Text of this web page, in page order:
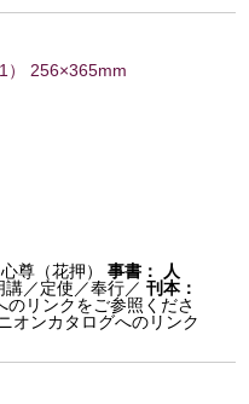
） 256×365mm
尊（花押） 事書：
人
講／定使／奉行／刊本：
のリンクをご参照くださ
オンカタログへのリンク